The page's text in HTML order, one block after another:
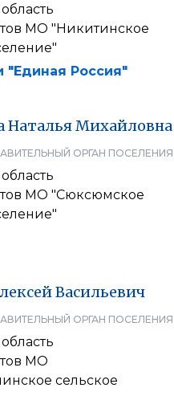
МО "Никитинское
"Единая Россия"
НатальяМихайловна
ОРГАН ПОСЕЛЕНИЯ
МО "Сюксюмское
Васильевич
ОРГАН ПОСЕЛЕНИЯ
МО
сельское